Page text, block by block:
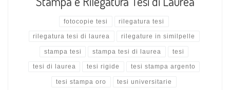
fotocopie tesi rilegatura tesi
rilegatura tesi di laurea rilegature in similpelle
stampa tesi stampa tesi di laurea tesi
tesi di laurea tesi rigide tesi stampa argento
tesi stampa oro tesi universitarie